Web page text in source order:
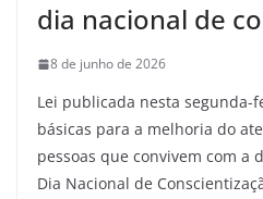
dia nacional de
8 de junho de 2026
Lei publicada nesta segunda-
básicas para a melhoria do
pessoas que convivem com
Dia Nacional de